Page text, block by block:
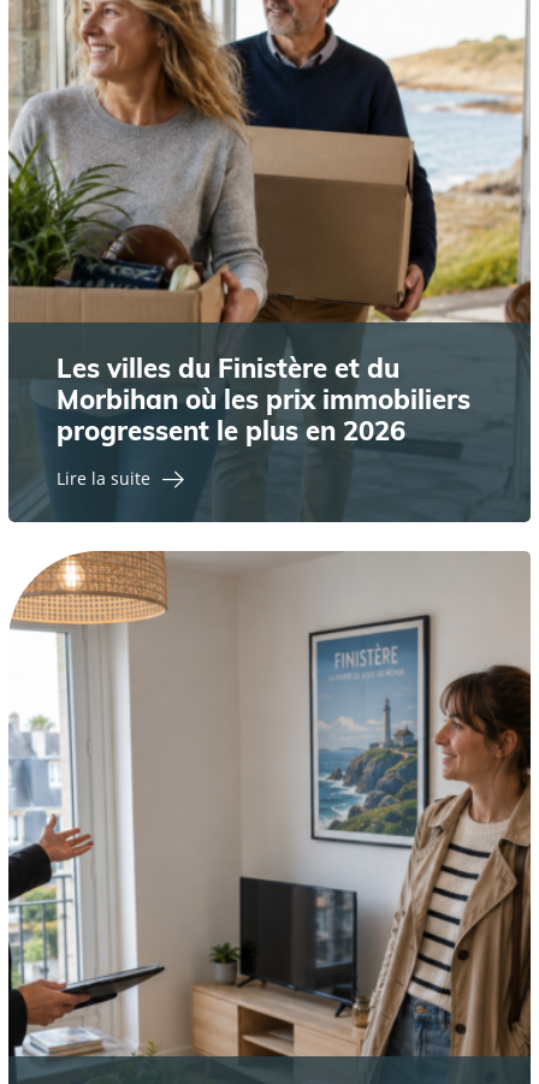
Les villes du Finistère et du
Morbihan où les prix immobiliers
progressent le plus en 2026
Lire la suite